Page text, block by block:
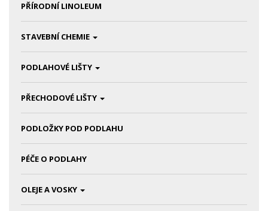
PŘÍRODNÍ LINOLEUM
STAVEBNÍ CHEMIE
PODLAHOVÉ LIŠTY
PŘECHODOVÉ LIŠTY
PODLOŽKY POD PODLAHU
PÉČE O PODLAHY
OLEJE A VOSKY